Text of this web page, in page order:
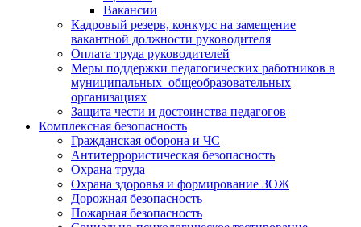
Вакансии
Кадровый резерв, конкурс на замещение
вакантной должности руководителя
Оплата труда руководителей
Меры поддержки педагогических работников в
муниципальных общеобразовательных
организациях
Защита чести и достоинства педагогов
Комплексная безопасность
Гражданская оборона и ЧС
Антитеррористическая безопасность
Охрана труда
Охрана здоровья и формирование ЗОЖ
Дорожная безопасность
Пожарная безопасность